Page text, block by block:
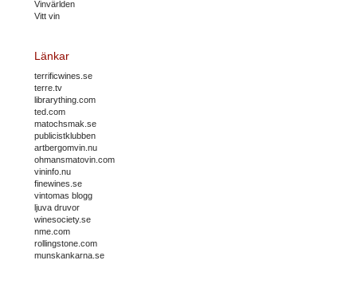
Vinvärlden
Vitt vin
Länkar
terrificwines.se
terre.tv
librarything.com
ted.com
matochsmak.se
publicistklubben
artbergomvin.nu
ohmansmatovin.com
vininfo.nu
finewines.se
vintomas blogg
ljuva druvor
winesociety.se
nme.com
rollingstone.com
munskankarna.se